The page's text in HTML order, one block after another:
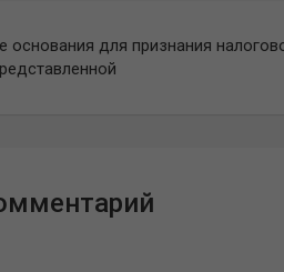
основания для признания